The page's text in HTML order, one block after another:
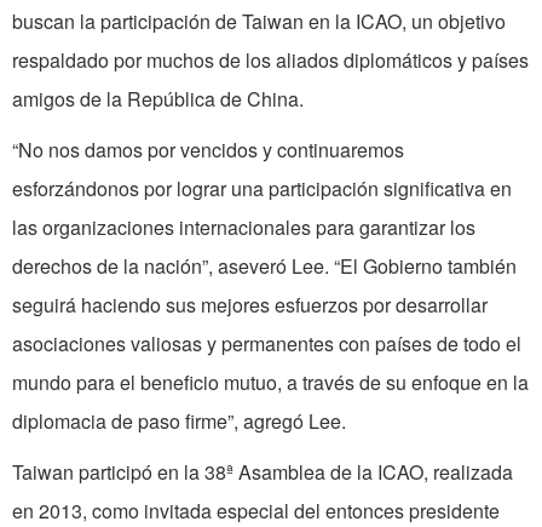
buscan la participación de Taiwan en la ICAO, un objetivo
respaldado por muchos de los aliados diplomáticos y países
amigos de la República de China.
“No nos damos por vencidos y continuaremos
esforzándonos por lograr una participación significativa en
las organizaciones internacionales para garantizar los
derechos de la nación”, aseveró Lee. “El Gobierno también
seguirá haciendo sus mejores esfuerzos por desarrollar
asociaciones valiosas y permanentes con países de todo el
mundo para el beneficio mutuo, a través de su enfoque en la
diplomacia de paso firme”, agregó Lee.
Taiwan participó en la 38ª Asamblea de la ICAO, realizada
en 2013, como invitada especial del entonces presidente